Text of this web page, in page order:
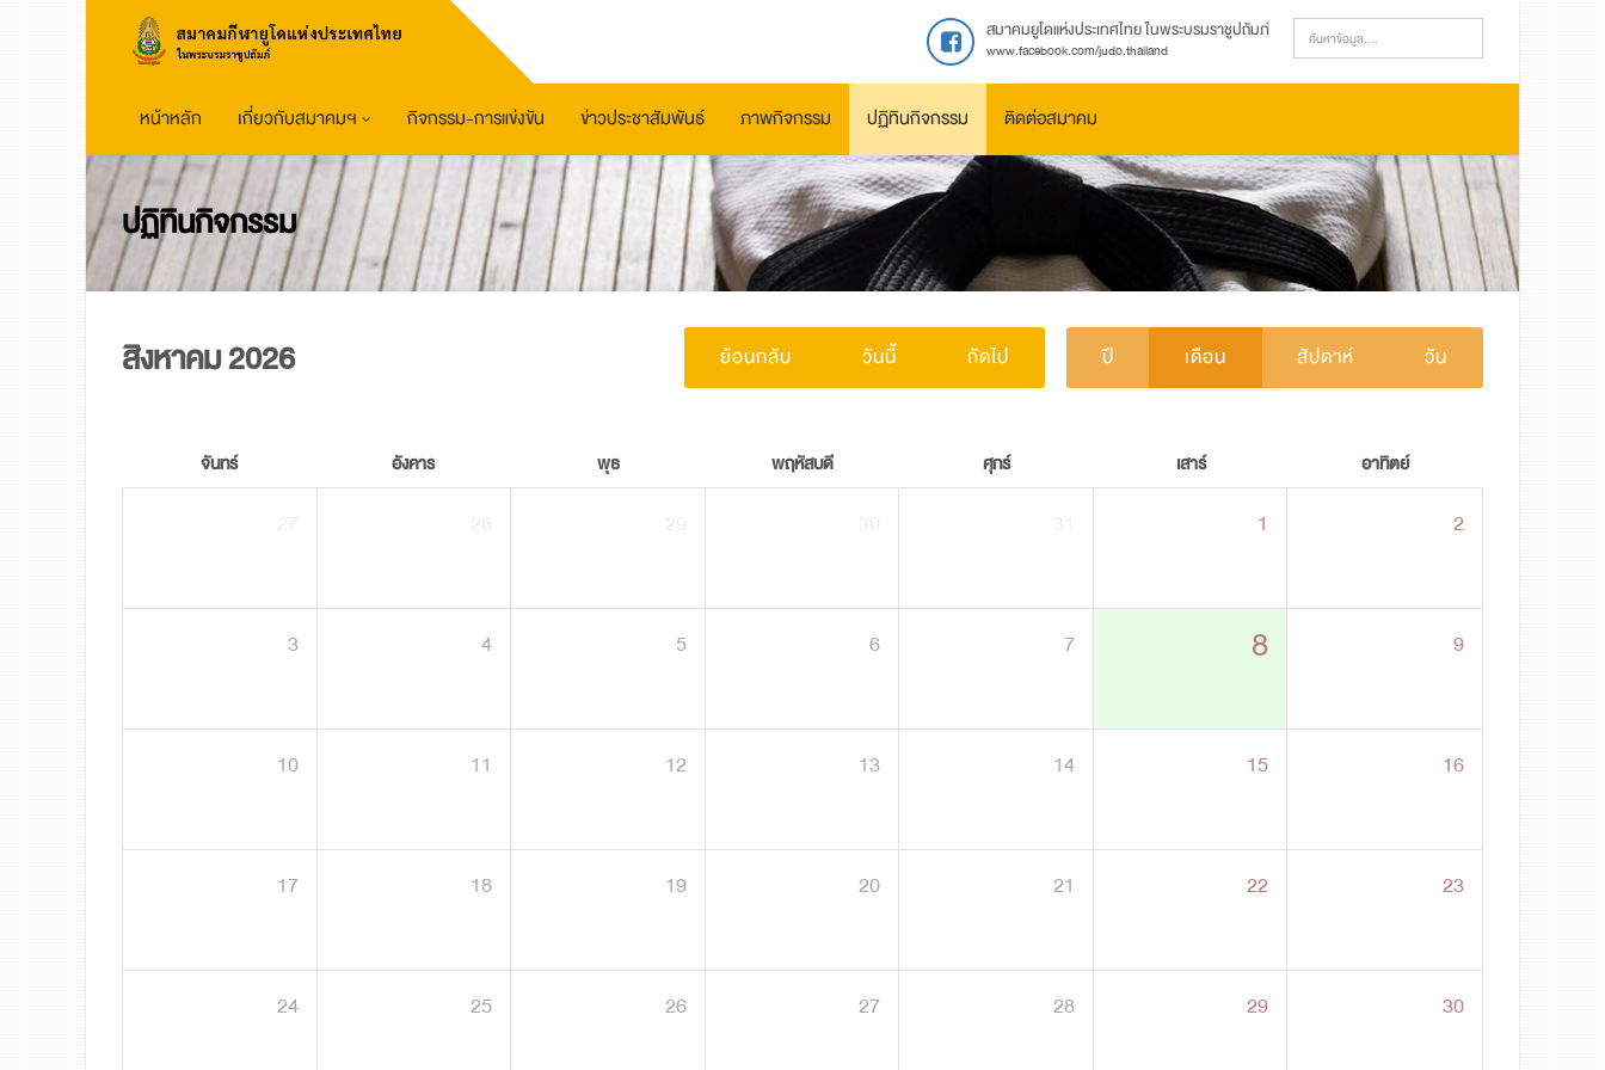
สมาคมยูโดแห่งประเทศไทย ในพระบรมราชูปถัมภ์
www.facebook.com/judo.thailand
หน้าหลัก เกี่ยวกับสมาคมฯ กิจกรรม-การแข่งขัน ข่าวประชาสัมพันธ์ ภาพกิจกรรม ปฏิทินกิจกรรม ติดต่อสมาคม
ปฏิทินกิจกรรม
สิงหาคม 2026 ย้อนกลับ วันนี้ ถัดไป ปี เดือน สัปดาห์ วัน
จันทร์ อังคาร พุธ พฤหัสบดี ศุกร์ เสาร์ อาทิตย์
1 2
3 4 5 6 7 8 9
10 11 12 13 14 15 16
17 18 19 20 21 22 23
24 25 26 27 28 29 30